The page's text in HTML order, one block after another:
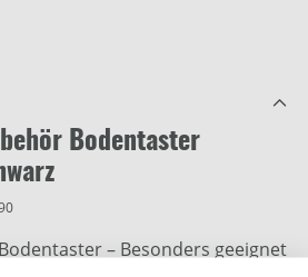
Bodentaster
– Besonders geeignet